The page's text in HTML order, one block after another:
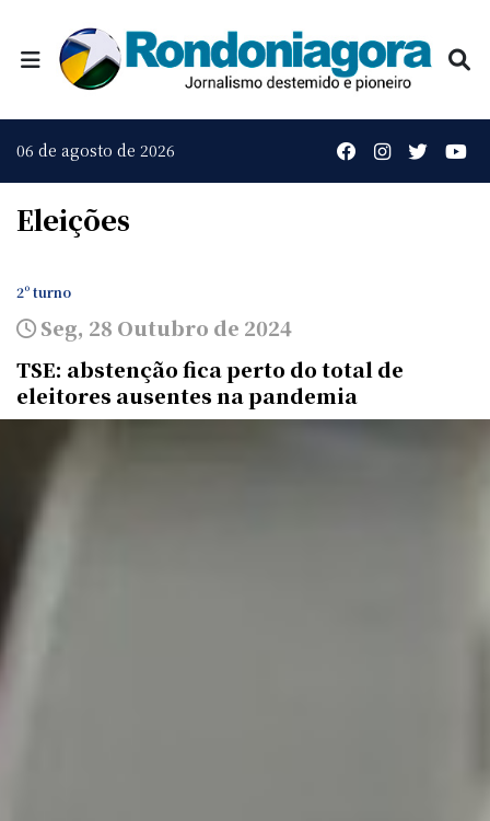
06 de agosto de 2026
Eleições
2º turno
Seg, 28 Outubro de 2024
TSE: abstenção fica perto do total de
eleitores ausentes na pandemia